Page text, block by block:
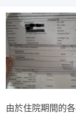
由於住院期間的